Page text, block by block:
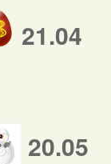
21.04
20.05